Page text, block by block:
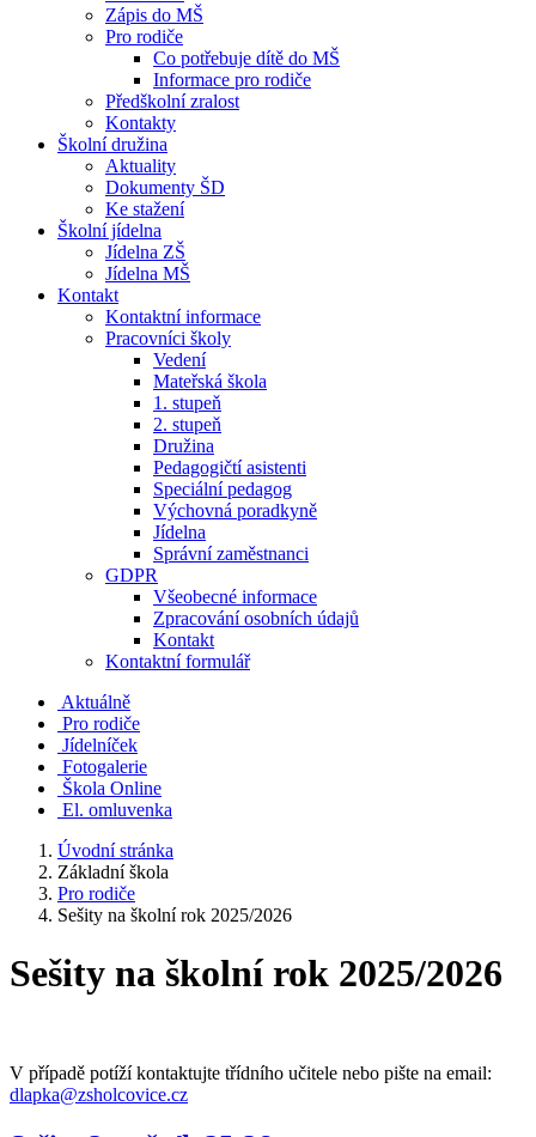
Zápis do MŠ
Pro rodiče
Co potřebuje dítě do MŠ
Informace pro rodiče
Předškolní zralost
Kontakty
Školní družina
Aktuality
Dokumenty ŠD
Ke stažení
Školní jídelna
Jídelna ZŠ
Jídelna MŠ
Kontakt
Kontaktní informace
Pracovníci školy
Vedení
Mateřská škola
1. stupeň
2. stupeň
Družina
Pedagogičtí asistenti
Speciální pedagog
Výchovná poradkyně
Jídelna
Správní zaměstnanci
GDPR
Všeobecné informace
Zpracování osobních údajů
Kontakt
Kontaktní formulář
Aktuálně
Pro rodiče
Jídelníček
Fotogalerie
Škola Online
El. omluvenka
Úvodní stránka
Základní škola
Pro rodiče
Sešity na školní rok 2025/2026
Sešity na školní rok 2025/2026
V případě potíží kontaktujte třídního učitele nebo pište na email:
dlapka@zsholcovice.cz